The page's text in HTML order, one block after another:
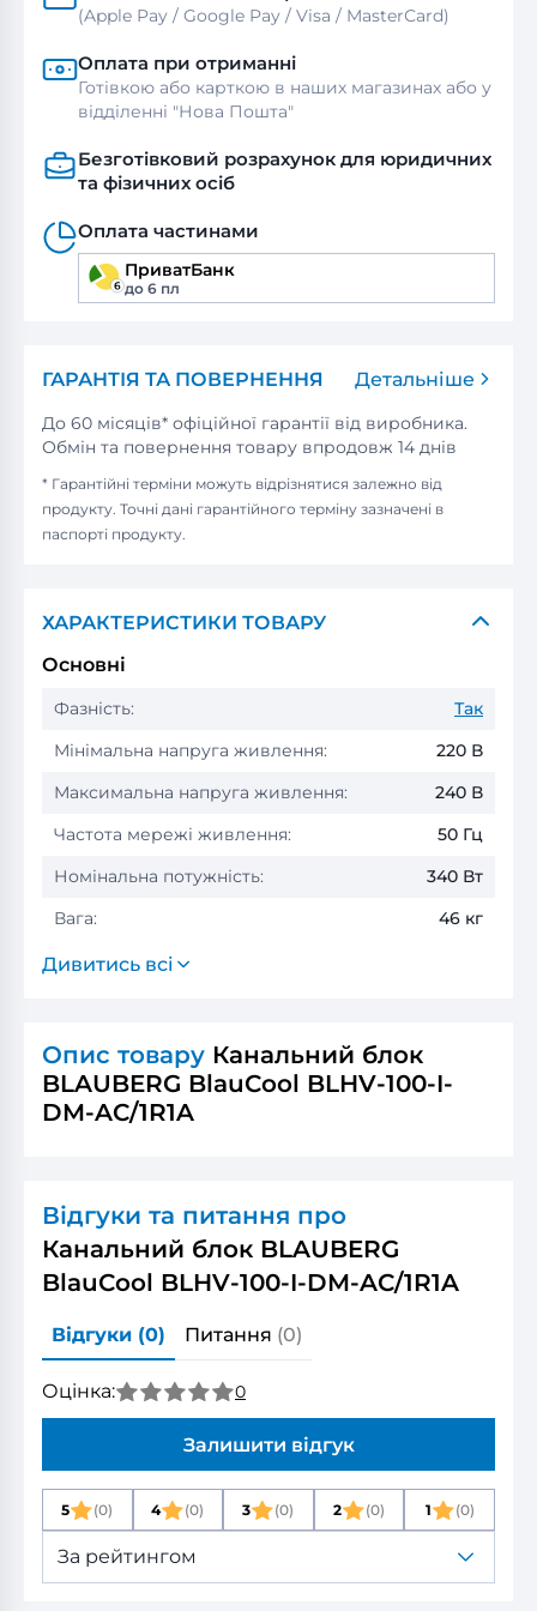
(Apple Pay / Google Pay / Visa / MasterСard)
Оплата при отриманні
Готівкою або карткою в наших магазинах або у
відділенні "Нова Пошта"
Безготівковий розрахунок для юридичних
та фізичних осіб
Оплата частинами
ПриватБанк
до 6 пл
ГАРАНТІЯ ТА ПОВЕРНЕННЯ Детальніше
До 60 місяців* офіційної гарантії від виробника.
Обмін та повернення товару впродовж 14 днів
* Гарантійні терміни можуть відрізнятися залежно від
продукту. Точні дані гарантійного терміну зазначені в
паспорті продукту.
ХАРАКТЕРИСТИКИ ТОВАРУ
Основні
Фазність:
Так
Мінімальна напруга живлення:
220 В
Максимальна напруга живлення:
240 В
Частота мережі живлення:
50 Гц
Номінальна потужність:
340 Вт
Вага:
46 кг
Дивитись всі
Опис товару Канальний блок
BLAUBERG BlauCool BLHV-100-I-
DM-AC/1R1A
Відгуки та питання про
Канальний блок BLAUBERG
BlauCool BLHV-100-I-DM-AC/1R1A
Відгуки (0) Питання (0)
Оцінка: 0
Залишити відгук
5 (0) 4 (0) 3 (0) 2 (0) 1 (0)
За рейтингом